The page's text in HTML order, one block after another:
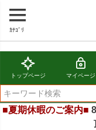
ｶﾃｺﾞﾘ
トップページ マイページ
■夏期休暇のご案内■